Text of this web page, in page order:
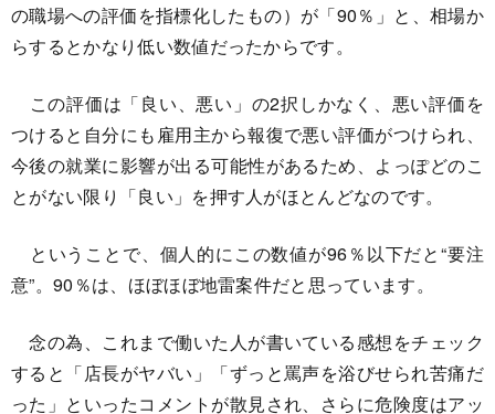
の職場への評価を指標化したもの）が「90％」と、相場か
らするとかなり低い数値だったからです。
この評価は「良い、悪い」の2択しかなく、悪い評価を
つけると自分にも雇用主から報復で悪い評価がつけられ、
今後の就業に影響が出る可能性があるため、よっぽどのこ
とがない限り「良い」を押す人がほとんどなのです。
ということで、個人的にこの数値が96％以下だと“要注
意”。90％は、ほぼほぼ地雷案件だと思っています。
念の為、これまで働いた人が書いている感想をチェック
すると「店長がヤバい」「ずっと罵声を浴びせられ苦痛だ
った」といったコメントが散見され、さらに危険度はアッ